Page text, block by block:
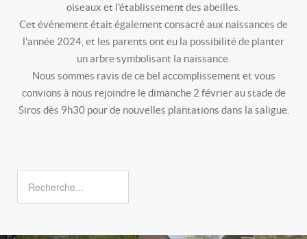
oiseaux et l'établissement des abeilles.
Cet événement était également consacré aux naissances de
l'année 2024, et les parents ont eu la possibilité de planter
un arbre symbolisant la naissance.
Nous sommes ravis de ce bel accomplissement et vous
convions à nous rejoindre le dimanche 2 février au stade de
Siros dès 9h30 pour de nouvelles plantations dans la saligue.